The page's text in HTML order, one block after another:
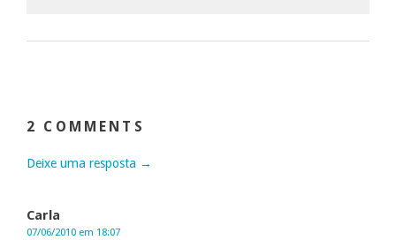
2 COMMENTS
Deixe uma resposta →
Carla
07/06/2010 em 18:07